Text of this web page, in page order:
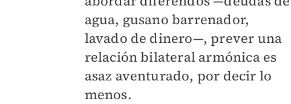
agua, gusano barrenador,
lavado de dinero—, prever una
relación bilateral armónica es
asaz aventurado, por decir lo
menos.